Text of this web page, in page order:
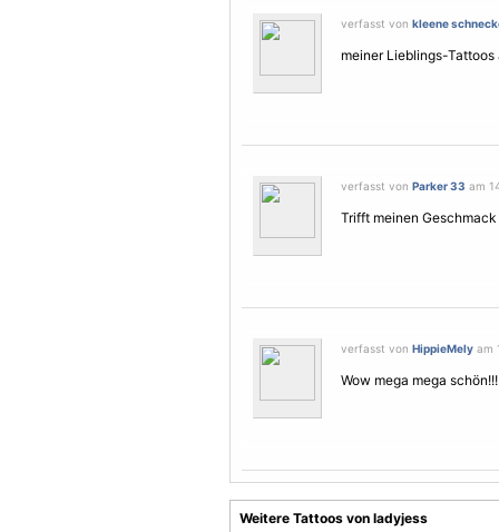
verfasst von kleene
meiner Lieblings-
verfasst von Parker 33 am
Trifft meinen
verfasst von HippieMely am
Wow mega mega schön!!!
Weitere Tattoos von ladyjess